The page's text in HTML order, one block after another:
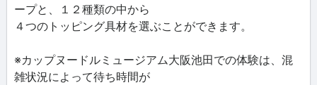
ープと、１２種類の中から
４つのトッピング具材を選ぶことができます。
※カップヌードルミュージアム大阪池田での体験は、混
雑状況によって待ち時間が